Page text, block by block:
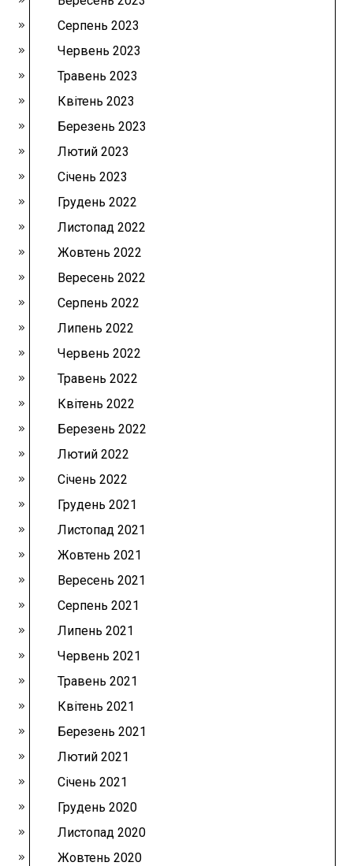
Серпень 2023
Червень 2023
Травень 2023
Квітень 2023
Березень 2023
Лютий 2023
Січень 2023
Грудень 2022
Листопад 2022
Жовтень 2022
Вересень 2022
Серпень 2022
Липень 2022
Червень 2022
Травень 2022
Квітень 2022
Березень 2022
Лютий 2022
Січень 2022
Грудень 2021
Листопад 2021
Жовтень 2021
Вересень 2021
Серпень 2021
Липень 2021
Червень 2021
Травень 2021
Квітень 2021
Березень 2021
Лютий 2021
Січень 2021
Грудень 2020
Листопад 2020
Жовтень 2020